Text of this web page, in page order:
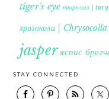
tiger's eye тюркоаз |
хризокола | Chrysocolla
jasperяспис
STAY CONNECTED